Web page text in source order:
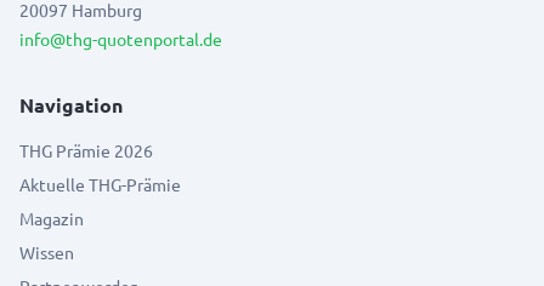
20097 Hamburg
info@thg-quotenportal.de
Navigation
THG Prämie 2026
Aktuelle THG-Prämie
Magazin
Wissen